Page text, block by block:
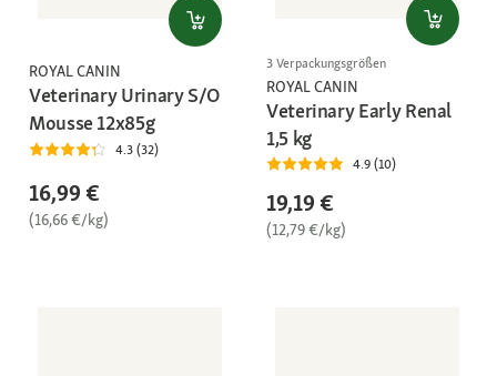
ROYAL CANIN
Veterinary Urinary S/O
Mousse 12x85g
4.3 (32)
16,99 €
(16,66 €/kg)
3 Verpackungsgrößen
ROYAL CANIN
Veterinary Early Renal
1,5 kg
4.9 (10)
19,19 €
(12,79 €/kg)